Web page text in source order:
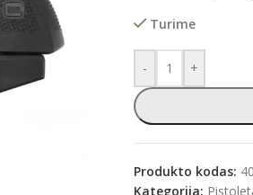
Turime
- +
Produkto kodas:
Kategorija: